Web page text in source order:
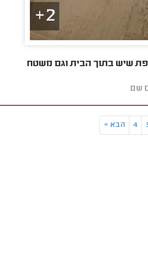
2+
שיש בתוך הבית וגם משטח
שם
4 הבא »